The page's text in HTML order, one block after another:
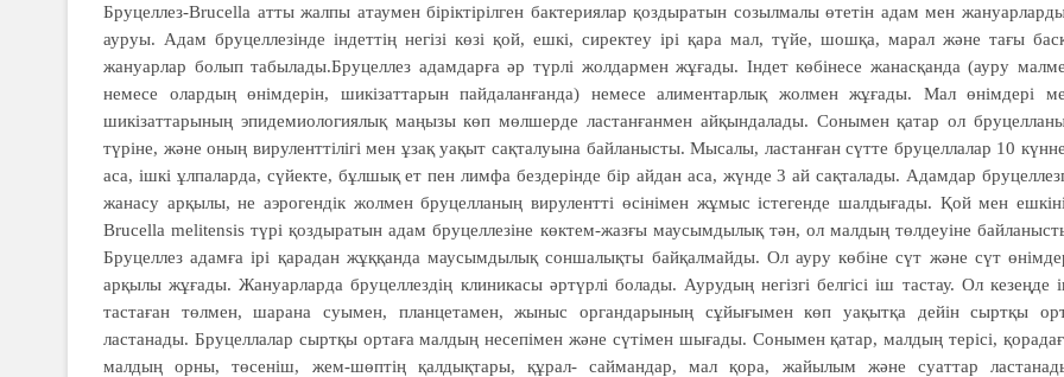
Бруцеллез-Brucella атты жалпы атаумен біріктірілген бактериялар қоздыратын созылмалы өтетін адам мен
ауруы. Адам бруцеллезінде індеттің негізі көзі қой, ешкі, сиректеу ірі қара мал, түйе, шошқа, марал және тағы
жануарлар болып табылады.Бруцеллез адамдарға әр түрлі жолдармен жұғады. Індет көбінесе жанасқанда (ауру
немесе олардың өнімдерін, шикізаттарын пайдаланғанда) немесе алиментарлық жолмен жұғады. Мал өнімдері
шикізаттарының эпидемиологиялық маңызы көп мөлшерде ластанғанмен айқындалады. Сонымен қатар ол
түріне, және оның вируленттілігі мен ұзақ уақыт сақталуына байланысты. Мысалы, ластанған сүтте бруцеллалар 10
аса, ішкі ұлпаларда, сүйекте, бұлшық ет пен лимфа бездерінде бір айдан аса, жүнде 3 ай сақталады. Адамдар
жанасу арқылы, не аэрогендік жолмен бруцелланың вирулентті өсінімен жұмыс істегенде шалдығады. Қой мен
Brucella melitensis түрі қоздыратын адам бруцеллезіне көктем-жазғы маусымдылық тән, ол малдың төлдеуіне
Бруцеллез адамға ірі қарадан жұққанда маусымдылық соншалықты байқалмайды. Ол ауру көбіне сүт және сүт
арқылы жұғады. Жануарларда бруцеллездің клиникасы әртүрлі болады. Аурудың негізгі белгісі іш тастау. Ол кезеңде
тастаған төлмен, шарана суымен, планцетамен, жыныс органдарының сұйығымен көп уақытқа дейін сыртқы
ластанады. Бруцеллалар сыртқы ортаға малдың несепімен және сүтімен шығады. Сонымен қатар, малдың терісі,
малдың орны, төсеніш, жем-шөптің қалдықтары, құрал- саймандар, мал қора, жайылым және суаттар